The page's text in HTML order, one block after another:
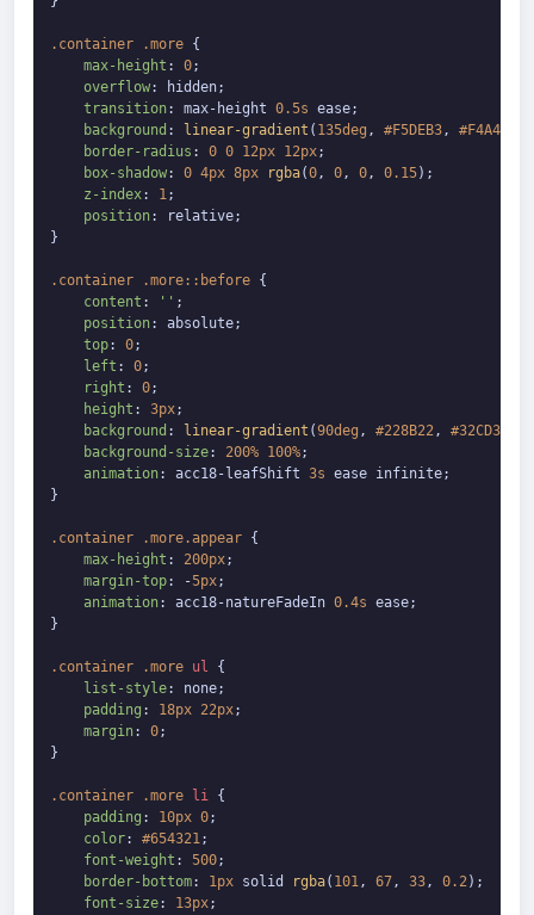
.container .more {
max-height : 0;
overflow: hidden;
transition: max-height 0.5s ease;
background : linear-gradient ( 135deg , #F5DEB3, #F4A460
border-radius : 0 0 12px 12px;
box-shadow: 0 4px 8px rgba(0, 0, 0, 0.15);
z-index: 1;
position: relative;
}
.container .more::before {
content : '' ;
position: absolute;
top: 0;
left : 0;
right : 0;
height : 3px;
background : linear-gradient (90deg , #228B22, #32CD32
background-size: 200% 100%;
animation: acc18-leafShift 3s ease infinite;
}
.container .more.appear {
max-height : 200px;
margin-top: -5px;
animation: acc18-natureFadeIn 0.4s ease;
}
.container .more ul {
list-style: none;
padding : 18px 22px;
margin: 0;
}
.container .more li {
padding : 10px 0;
color: #654321;
font-weight : 500;
border-bottom: 1px solid rgba( 101, 67, 33, 0.2);
font-size: 13px;